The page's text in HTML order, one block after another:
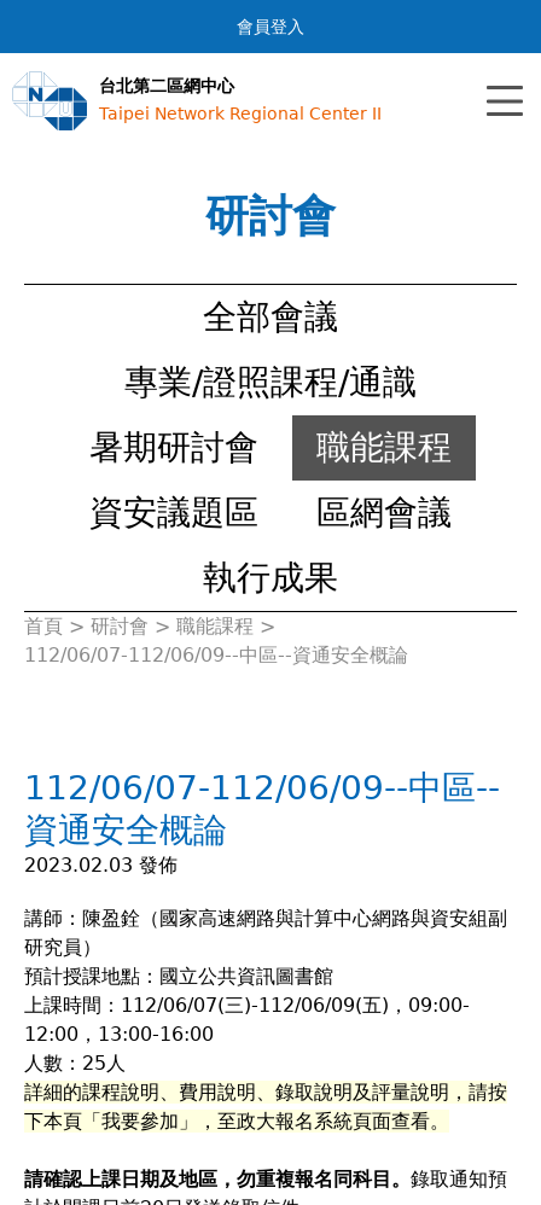
Jump to navigation
會員登入
台北第二區網中心
Taipei Network Regional Center II
研討會
全部會議
專業/證照課程/通識
暑期研討會
職能課程
資安議題區
區網會議
執行成果
您
裡
首頁 > 研討會 > 職能課程 >
112/06/07-112/06/09--中區--資通安全概論
112/06/07-112/06/09--中區--
資通安全概論
2023.02.03 發佈
講師：陳盈銓（國家高速網路與計算中心網路與資安組副
研究員）
預計授課地點：國立公共資訊圖書館
上課時間：112/06/07(三)-112/06/09(五)，09:00-
12:00，13:00-16:00
人數：25人
詳細的課程說明、費用說明、錄取說明及評量說明，請按
下本頁「我要參加」，至政大報名系統頁面查看。
請確認上課日期及地區，勿重複報名同科目。 錄取通知預